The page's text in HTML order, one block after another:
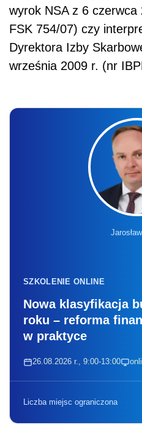
wyrok NSA z 6
FSK 754/07) czy
Dyrektora Izby
września 2009 r. (nr
SZKOLENIE ONLINE
Nowa klasyfikacja
roku – reforma
w praktyce
26.08.2026 r., 9:00-13:00
Liczba miejsc ograniczona